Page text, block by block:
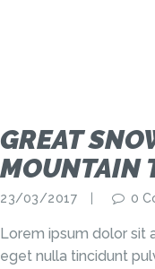
GREAT
MOUNTAIN
23/03/2017 0
Lorem ipsum dolor sit
eget nulla tincidunt